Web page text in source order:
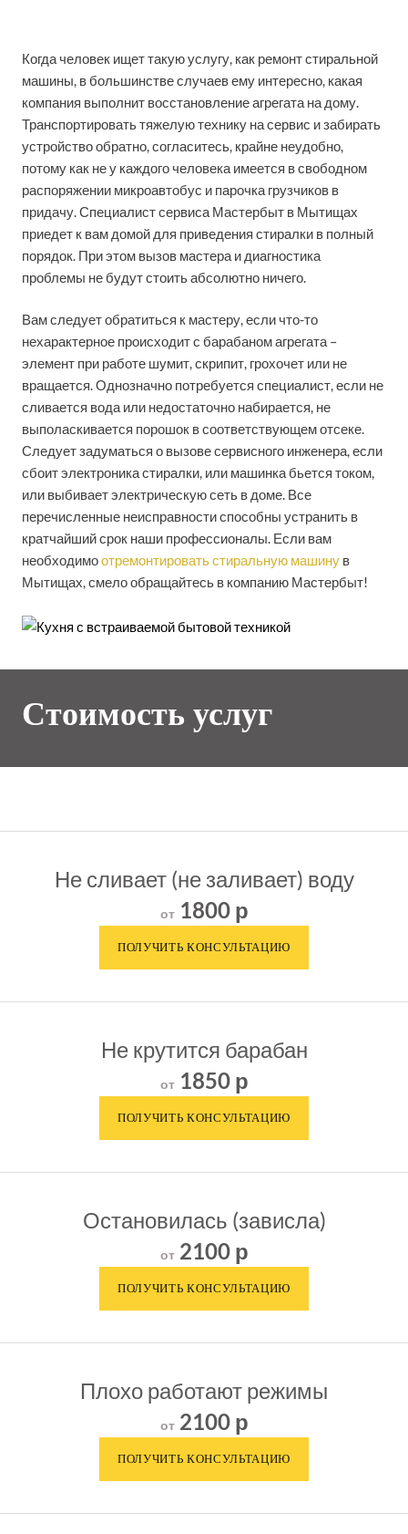
Когда человек ищет такую услугу, как ремонт стиральной
машины, в большинстве случаев ему интересно, какая
компания выполнит восстановление агрегата на дому.
Транспортировать тяжелую технику на сервис и забирать
устройство обратно, согласитесь, крайне неудобно,
потому как не у каждого человека имеется в свободном
распоряжении микроавтобус и парочка грузчиков в
придачу. Специалист сервиса Мастербыт в Мытищах
приедет к вам домой для приведения стиралки в полный
порядок. При этом вызов мастера и диагностика
проблемы не будут стоить абсолютно ничего.
Вам следует обратиться к мастеру, если что-то
нехарактерное происходит с барабаном агрегата –
элемент при работе шумит, скрипит, грохочет или не
вращается. Однозначно потребуется специалист, если не
сливается вода или недостаточно набирается, не
выполаскивается порошок в соответствующем отсеке.
Следует задуматься о вызове сервисного инженера, если
сбоит электроника стиралки, или машинка бьется током,
или выбивает электрическую сеть в доме. Все
перечисленные неисправности способны устранить в
кратчайший срок наши профессионалы. Если вам
необходимоотремонтировать стиральную машину в
Мытищах, смело обращайтесь в компанию Мастербыт!
Стоимость услуг
Не сливает (не заливает) воду
от1800 р
Не крутится барабан
от1850 р
Остановилась (зависла)
от2100 р
Плохо работают режимы
от2100 р